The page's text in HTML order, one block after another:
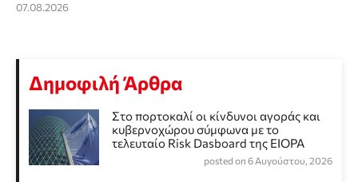
07.08.2026
Δημοφιλή Άρθρα
Στο πορτοκαλί οι κίνδυνοι αγοράς και
κυβερνοχώρου σύμφωνα με το
τελευταίο Risk Dasboard της EIOPA
posted on 6 Αυγούστου, 2026